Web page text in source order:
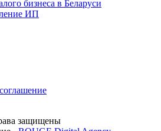
бизнеса в Беларуси
ИП
защищены